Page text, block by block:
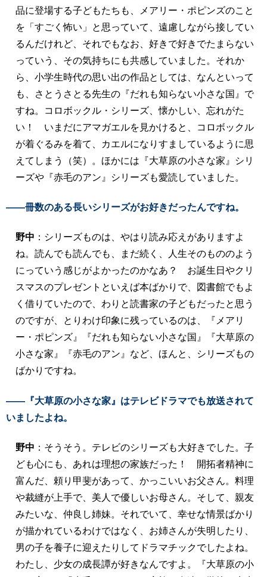
品に登場する子どもたちも、メアリー・ポピンズのこと
を「すごく怖い」と思っていて、遠慮しながら接してい
るんだけれど、それでもなお、好きで好きでたまらない
っていう、その気持ちにも共感していました。それか
ら、小学生時代の思い出の作品としては、なんといって
も、さとうさとる先生の『だれも知らない小さな国』で
すね。コロボックル・シリーズ、懐かしい、忘れがた
い！ いまだにアマガエルを見かけると、コロボックル
が着ぐるみを着て、カエルになりすましているように思
えてしまう（笑）。ほかには『大草原の小さな家』シリ
ーズや『赤毛のアン』シリーズも愛読していました。
――冊数のある長いシリーズがお好きだったんですね。
野中 ：シリーズものは、やはり読み応えがありますよ
ね。読んでも読んでも、まだ続く、人生そのもののよう
にっていう感じがよかったのかなあ？ お誕生日やクリ
スマスのプレゼントといえば本ばかりで、図書館でもよ
く借りていたので、わりと読書家の子どもだったと思う
のですが、とりわけ印象に残っているのは、『メアリ
ー・ポピンズ』『だれも知らない小さな国』『大草原の
小さな家』『赤毛のアン』など、ほんと、シリーズもの
ばかりですね。
――『大草原の小さな家』はテレビドラマでも放送されて
いましたよね。
野中 ：そうそう。テレビのシリーズも大好きでした。子
ども心にも、あれは理想の家族だった！ 開拓者精神に
富んだ、頼り甲斐があって、かっこいいお父さん。料理
や裁縫が上手で、美人で優しいお母さん。そして、親友
みたいな、仲良し姉妹。それでいて、幸せな情景ばかり
が描かれているわけではなく、お姉さんが失明したり、
男の子を養子に迎えたりしてドラマチックでしたよね。
わたし、少女の成長譚が好きなんですよ。『大草原の小